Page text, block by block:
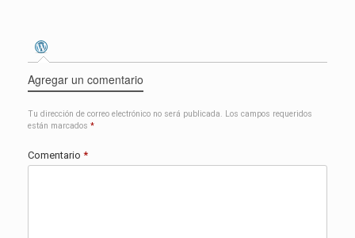
Agregar un comentario
Tu dirección de correo electrónico no será publicada.
Los campos requeridos
están marcados *
Comentario *